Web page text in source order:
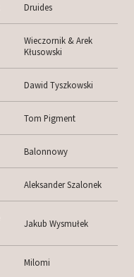
Druides
Wieczornik & Arek
Kłusowski
Dawid Tyszkowski
Tom Pigment
Balonnowy
Aleksander Szalonek
Jakub Wysmułek
Milomi